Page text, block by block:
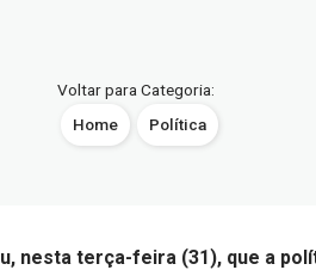
Voltar para Categoria:
Home
Política
nesta terça-feira (31), que a